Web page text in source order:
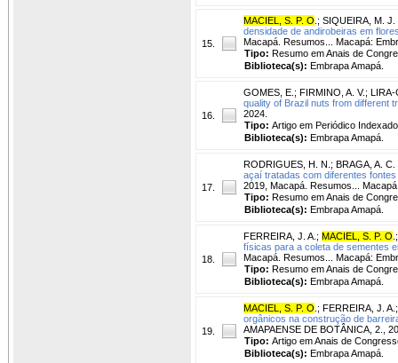
15.
MACIEL, S. P. O ; SIQUEIRA, M. J.
densidade de andirobeiras em
Macapá. Resumos... Macapá:
Tipo: Resumo em Anais de
Biblioteca(s): Embrapa Amapá.
16.
GOMES, E. ; FIRMINO, A. V.; LIRA-
quality of Brazil nuts from different
2024.
Tipo: Artigo em Periódico Indexado
Biblioteca(s): Embrapa Amapá.
17.
RODRIGUES, H. N. ; BRAGA, A. C.
açaí tratadas com diferentes
2019, Macapá. Resumos...
Tipo: Resumo em Anais de
Biblioteca(s): Embrapa Amapá.
18.
FERREIRA, J. A. ; MACIEL, S. P. O
físicas para a coleta de sementes
Macapá. Resumos... Macapá:
Tipo: Resumo em Anais de
Biblioteca(s): Embrapa Amapá.
19.
MACIEL, S. P. O ; FERREIRA, J. A.
orgânicos na construção de
AMAPAENSE DE BOTÂNICA, 2.,
Tipo: Artigo em Anais de
Biblioteca(s): Embrapa Amapá.